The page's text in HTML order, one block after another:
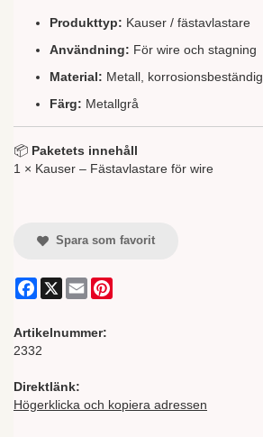
Produkttyp: Kauser / fästavlastare
Användning: För wire och stagning
Material: Metall, korrosionsbeständig
Färg: Metallgrå
📦 Paketets innehåll
1 × Kauser – Fästavlastare för wire
Spara som favorit
Facebook
X Email
Artikelnummer:
2332
Direktlänk:
Högerklicka och kopiera adressen